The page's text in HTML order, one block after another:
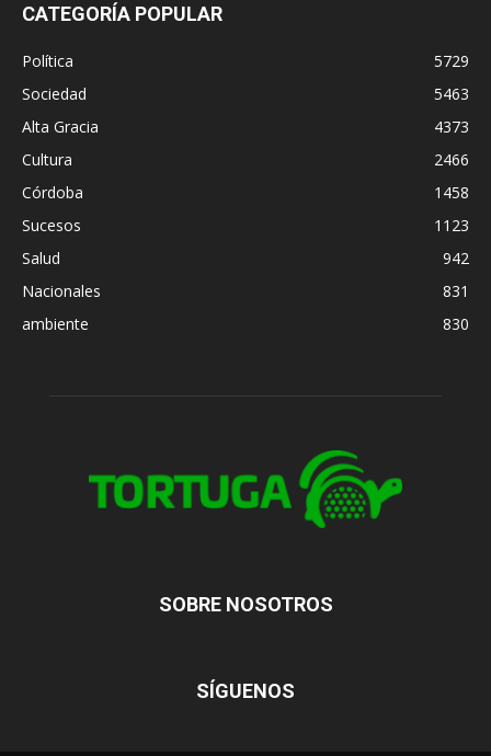
CATEGORÍA POPULAR
Política
5729
Sociedad
5463
Alta Gracia
4373
Cultura
2466
Córdoba
1458
Sucesos
1123
Salud
942
Nacionales
831
ambiente
830
SOBRE NOSOTROS
SÍGUENOS